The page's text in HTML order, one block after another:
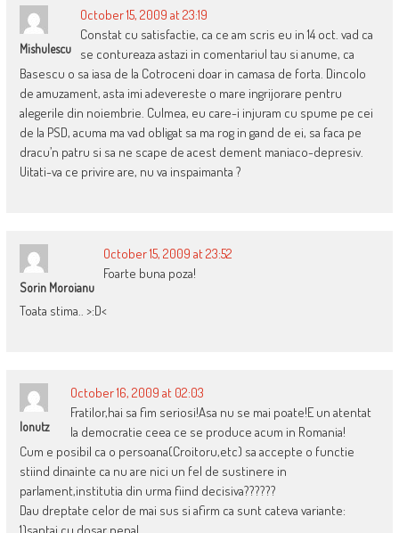
Mishulescu
October 15, 2009 at 23:19
Constat cu satisfactie, ca ce am scris eu in 14 oct. vad ca
se contureaza astazi in comentariul tau si anume, ca
Basescu o sa iasa de la Cotroceni doar in camasa de forta. Dincolo
de amuzament, asta imi adevereste o mare ingrijorare pentru
alegerile din noiembrie. Culmea, eu care-i injuram cu spume pe cei
de la PSD, acuma ma vad obligat sa ma rog in gand de ei, sa faca pe
dracu’n patru si sa ne scape de acest dement maniaco-depresiv.
Uitati-va ce privire are, nu va inspaimanta ?
Sorin Moroianu
October 15, 2009 at 23:52
Foarte buna poza!
Toata stima.. >:D<
Ionutz
October 16, 2009 at 02:03
Fratilor,hai sa fim seriosi!Asa nu se mai poate!E un atentat
la democratie ceea ce se produce acum in Romania!
Cum e posibil ca o persoana(Croitoru,etc) sa accepte o functie
stiind dinainte ca nu are nici un fel de sustinere in
parlament,institutia din urma fiind decisiva??????
Dau dreptate celor de mai sus si afirm ca sunt cateva variante: